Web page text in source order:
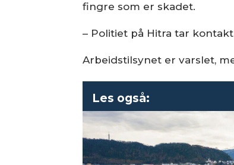
fingre som er skadet.
– Politiet på Hitra tar
Arbeidstilsynet er varslet,
Les også: